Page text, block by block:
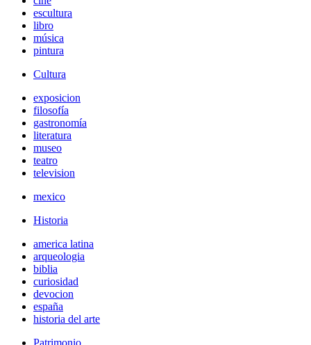
escultura
libro
música
pintura
Cultura
exposicion
filosofía
gastronomía
literatura
museo
teatro
television
mexico
Historia
america latina
arqueologia
biblia
curiosidad
devocion
españa
historia del arte
Patrimonio